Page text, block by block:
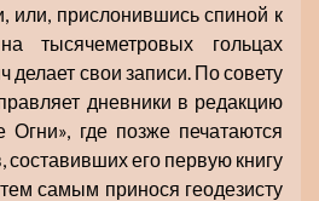
или, прислонившись спиной к
тысячеметровых гольцах
делает свои записи. По совету
дневники в редакцию
Огни», где позже печатаются
составивших его первую книгу
самым принося геодезисту